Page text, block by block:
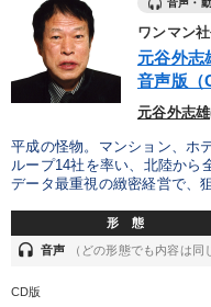
ワンマン
元谷外志
音声版（
元谷外志
平成の怪物。マンション、ホ
ループ14社を率い、北陸から
データ最重視の緻密経営で、
形 態
headset 音声 （どの形態でも内容は同
CD版